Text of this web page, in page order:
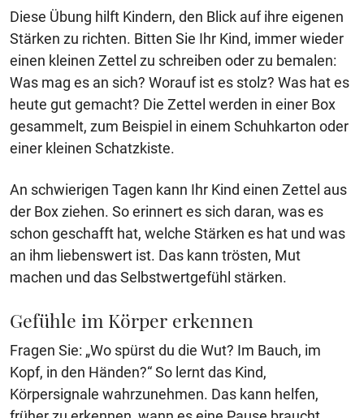
Diese Übung hilft Kindern, den Blick auf ihre eigenen
Stärken zu richten. Bitten Sie Ihr Kind, immer wieder
einen kleinen Zettel zu schreiben oder zu bemalen:
Was mag es an sich? Worauf ist es stolz? Was hat es
heute gut gemacht? Die Zettel werden in einer Box
gesammelt, zum Beispiel in einem Schuhkarton oder
einer kleinen Schatzkiste.
An schwierigen Tagen kann Ihr Kind einen Zettel aus
der Box ziehen. So erinnert es sich daran, was es
schon geschafft hat, welche Stärken es hat und was
an ihm liebenswert ist. Das kann trösten, Mut
machen und das Selbstwertgefühl stärken.
Gefühle im Körper erkennen
Fragen Sie: „Wo spürst du die Wut? Im Bauch, im
Kopf, in den Händen?“ So lernt das Kind,
Körpersignale wahrzunehmen. Das kann helfen,